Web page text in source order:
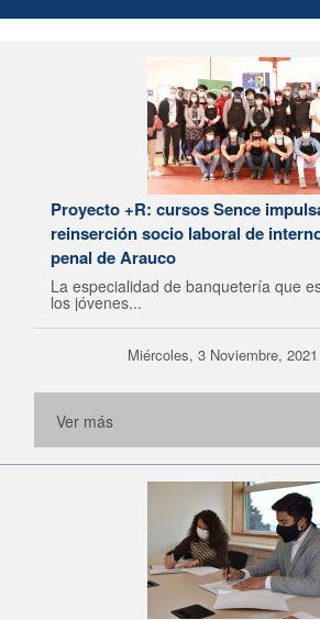
Proyecto +R: cursos Sence
reinserción socio laboral de
penal de Arauco
La especialidad de banquetería que
los jóvenes...
Miércoles, 3 Noviembre,
Ver más